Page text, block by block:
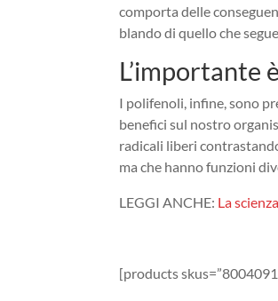
comporta delle
blando di quello che
L’importante
I polifenoli, infine, sono
benefici sul nostro
radicali liberi
ma che hanno funzioni
LEGGI ANCHE: La
[products